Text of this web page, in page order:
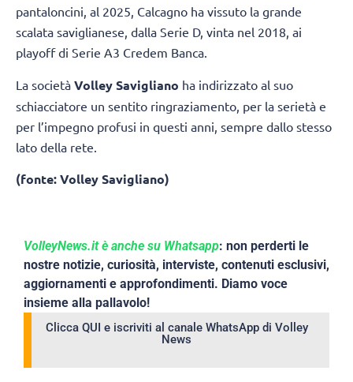
pantaloncini, al 2025, Calcagno ha vissuto la grande
scalata saviglianese, dalla Serie D, vinta nel 2018, ai
playoff di Serie A3 Credem Banca.
La società Volley Savigliano ha indirizzato al suo
schiacciatore un sentito ringraziamento, per la serietà e
per l’impegno profusi in questi anni, sempre dallo stesso
lato della rete.
(fonte: Volley Savigliano)
VolleyNews.it è anche su Whatsapp: non perderti le
nostre notizie, curiosità, interviste, contenuti esclusivi,
aggiornamenti e approfondimenti. Diamo voce
insieme alla pallavolo!
Clicca QUI e iscriviti al canale WhatsApp di Volley
News